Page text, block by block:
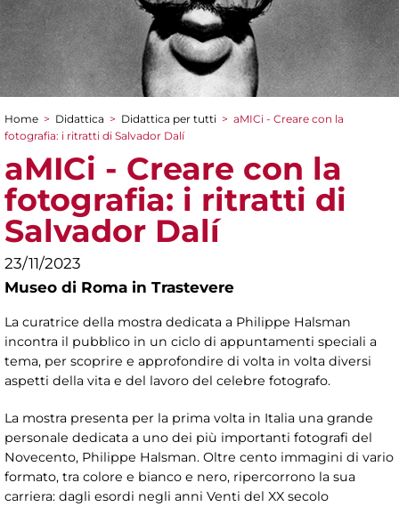
Tu sei qui
Home > Didattica > Didattica per tutti > aMICi - Creare con la
fotografia: i ritratti di Salvador Dalí
aMICi - Creare con la
fotografia: i ritratti di
Salvador Dalí
23/11/2023
Museo di Roma in Trastevere
La curatrice della mostra dedicata a Philippe Halsman
incontra il pubblico in un ciclo di appuntamenti speciali a
tema, per scoprire e approfondire di volta in volta diversi
aspetti della vita e del lavoro del celebre fotografo.
La mostra presenta per la prima volta in Italia una grande
personale dedicata a uno dei più importanti fotografi del
Novecento, Philippe Halsman. Oltre cento immagini di vario
formato, tra colore e bianco e nero, ripercorrono la sua
carriera: dagli esordi negli anni Venti del XX secolo